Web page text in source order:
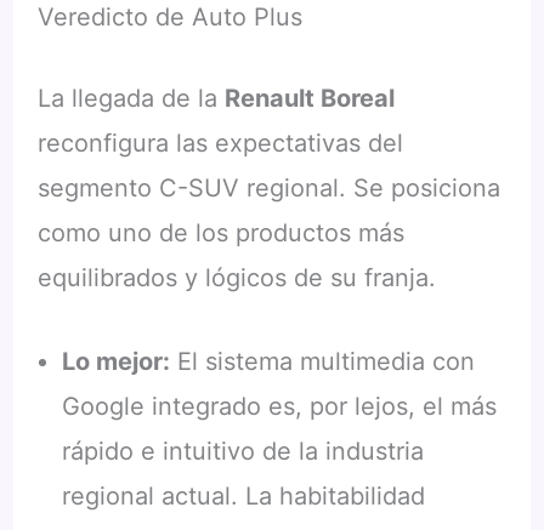
Veredicto de Auto Plus
La llegada de la Renault Boreal
reconfigura las expectativas del
segmento C-SUV regional. Se posiciona
como uno de los productos más
equilibrados y lógicos de su franja.
Lo mejor: El sistema multimedia con
Google integrado es, por lejos, el más
rápido e intuitivo de la industria
regional actual. La habitabilidad